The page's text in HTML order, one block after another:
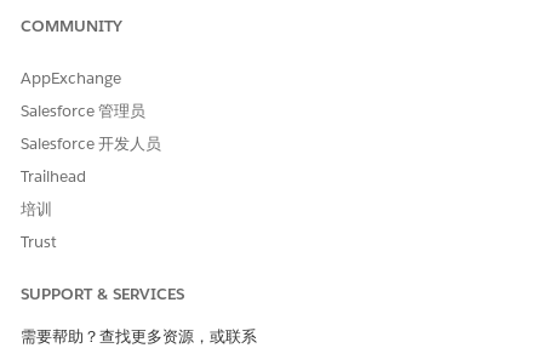
COMMUNITY
AppExchange
Salesforce 管理员
Salesforce 开发人员
Trailhead
培训
Trust
SUPPORT & SERVICES
需要帮助？查找更多资源，或联系